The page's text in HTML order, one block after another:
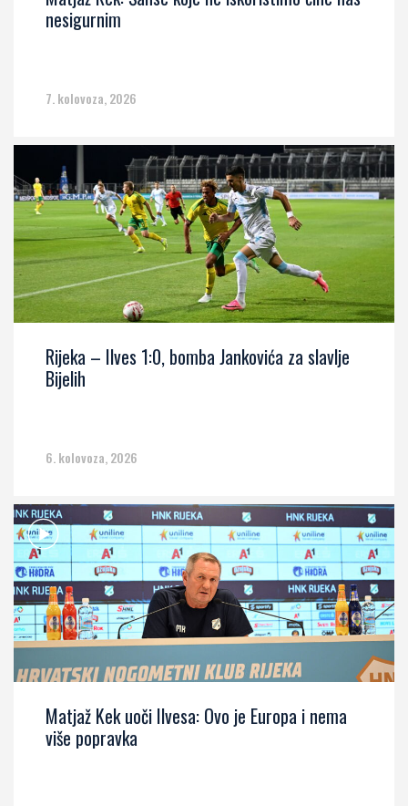
nesigurnim
7. kolovoza, 2026
Rijeka – Ilves 1:0, bomba Jankovića za slavlje
Bijelih
6. kolovoza, 2026
Matjaž Kek uoči Ilvesa: Ovo je Europa i nema
više popravka